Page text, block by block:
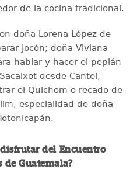
de la cocina tradicional.
doña Lorena López de
Jocón; doña Viviana
hablar y hacer el pepián
desde Cantel,
el Quichom o recado de
especialidad de doña
del Encuentro
de Guatemala?